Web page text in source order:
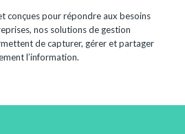
conçues pour répondre aux besoins
nos solutions de gestion
de capturer, gérer et partager
l’information.